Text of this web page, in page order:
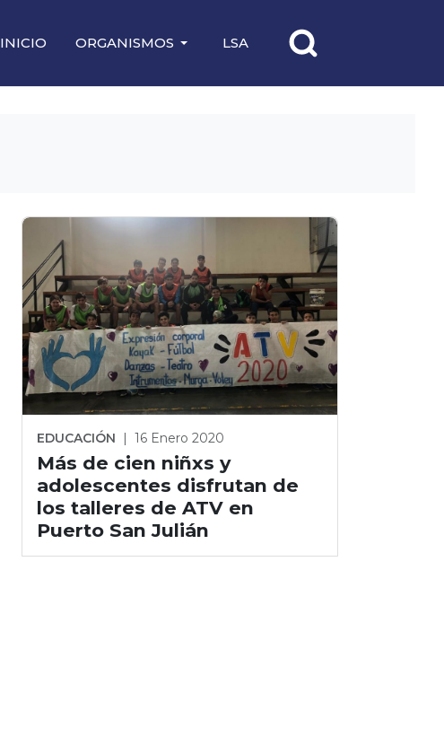
INICIO ORGANISMOS LSA
EDUCACIÓN | 16 Enero 2020
Más de cien niñxs y
adolescentes disfrutan de
los talleres de ATV en
Puerto San Julián